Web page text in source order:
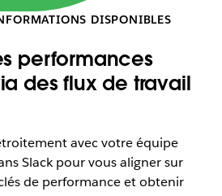
DISPONIBLES
performances
des flux de travail
avec votre équipe
Slack pour vous aligner sur
de performance et obtenir